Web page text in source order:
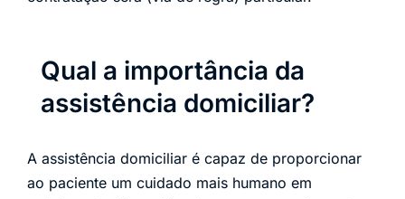
Qual a importância da
assistência domiciliar?
A assistência domiciliar é capaz de proporcionar
ao paciente um cuidado mais humano em